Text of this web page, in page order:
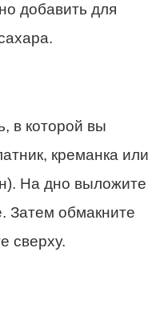
добавить для
в которой вы
креманка или
На дно выложите
Затем обмакните
сверху.